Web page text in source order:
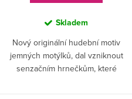
Skladem
Nový originální hudební motiv
jemných motýlků, dal vzniknout
senzačním hrnečkům, které